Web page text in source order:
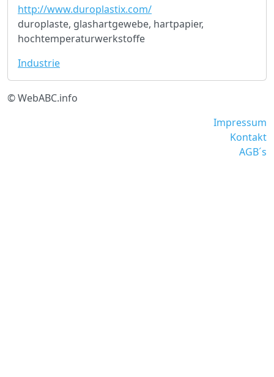
http://www.duroplastix.com/
duroplaste, glashartgewebe, hartpapier,
hochtemperaturwerkstoffe
Industrie
© WebABC.info
Impressum
Kontakt
AGB´s